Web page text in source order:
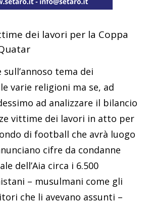
dei lavori per la Coppa
tema dei
varie religioni ma se, ad
ad analizzare il bilancio
vittime dei lavori in atto per
di football che avrà luogo
cifre da condanne
dell’Aia circa i 6.500
– musulmani come gli
che li avevano assunti –